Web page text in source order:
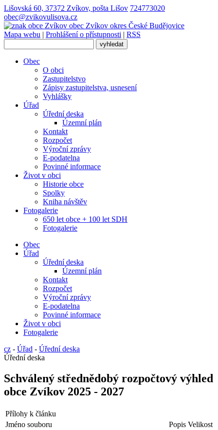
Lišovská 60, 37372 Zvíkov, pošta Lišov 724773020
obec@zvikovulisova.cz
obec Zvíkov okres České Budějovice
Mapa webu | Prohlášení o přístupnosti | RSS
Obec
O obci
Zastupitelstvo
Zápisy zastupitelstva, usnesení
Vyhlášky
Úřad
Úřední deska
Územní plán
Kontakt
Rozpočet
Výroční zprávy
E-podatelna
Povinné informace
Život v obci
Historie obce
Spolky
Kniha návštěv
Fotogalerie
650 let obce + 100 let SDH
Fotogalerie
Obec
Úřad
Úřední deska
Územní plán
Kontakt
Rozpočet
Výroční zprávy
E-podatelna
Povinné informace
Život v obci
Fotogalerie
cz - Úřad - Úřední deska
Úřední deska
Schválený střednědobý rozpočtový výhled
obce Zvíkov 2025 - 2027
Přílohy k článku
Jméno souboru
Popis Velikost